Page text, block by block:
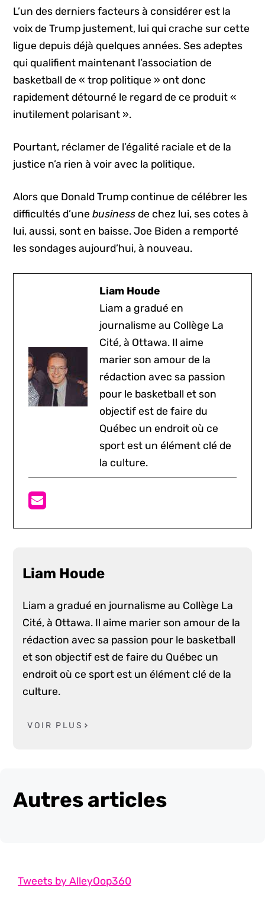
L’un des derniers facteurs à considérer est la
voix de Trump justement, lui qui crache sur cette
ligue depuis déjà quelques années. Ses adeptes
qui qualifient maintenant l’association de
basketball de « trop politique » ont donc
rapidement détourné le regard de ce produit «
inutilement polarisant ».
Pourtant, réclamer de l’égalité raciale et de la
justice n’a rien à voir avec la politique.
Alors que Donald Trump continue de célébrer les
difficultés d’unebusiness de chez lui, ses cotes à
lui, aussi, sont en baisse. Joe Biden a remporté
les sondages aujourd’hui, à nouveau.
Liam Houde
Liam a gradué en
journalisme au Collège La
Cité, à Ottawa. Il aime
marier son amour de la
rédaction avec sa passion
pour le basketball et son
objectif est de faire du
Québec un endroit où ce
sport est un élément clé de
la culture.
Liam Houde
Liam a gradué en journalisme au Collège La
Cité, à Ottawa. Il aime marier son amour de la
rédaction avec sa passion pour le basketball
et son objectif est de faire du Québec un
endroit où ce sport est un élément clé de la
culture.
VOIR PLUS
Autres articles
Tweets by AlleyOop360